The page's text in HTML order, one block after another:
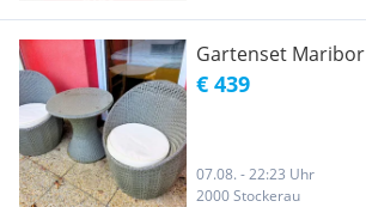
Gartenset Maribor
€ 439
07.08. - 22:23 Uhr
2000 Stockerau